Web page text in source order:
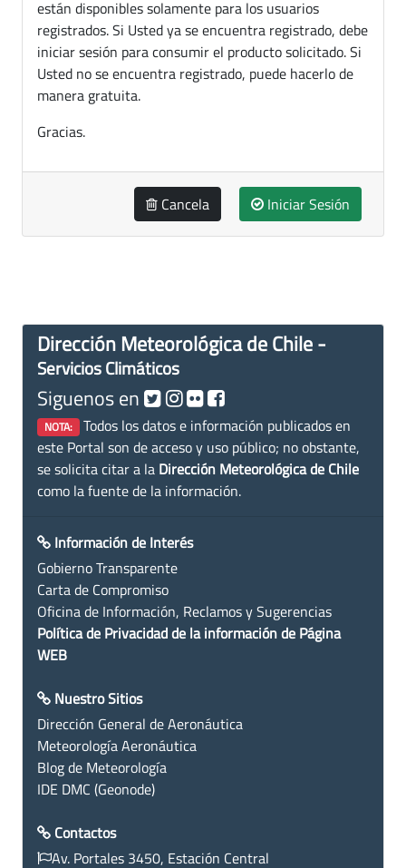
están disponibles solamente para los usuarios
registrados. Si Usted ya se encuentra registrado, debe
iniciar sesión para consumir el producto solicitado. Si
Usted no se encuentra registrado, puede hacerlo de
manera gratuita.
Gracias.
Cancela Iniciar Sesión
Dirección Meteorológica de Chile -
Servicios Climáticos
Siguenos en
NOTA: Todos los datos e información publicados en
este Portal son de acceso y uso público; no obstante,
se solicita citar a la Dirección Meteorológica de Chile
como la fuente de la información.
Información de Interés
Gobierno Transparente
Carta de Compromiso
Oficina de Información, Reclamos y Sugerencias
Política de Privacidad de la información de Página
WEB
Nuestro Sitios
Dirección General de Aeronáutica
Meteorología Aeronáutica
Blog de Meteorología
IDE DMC (Geonode)
Contactos
Av. Portales 3450, Estación Central